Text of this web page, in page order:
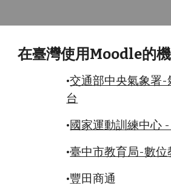
在臺灣使用Moodle的
•交通部中央氣象署-
台
•國家運動訓練中心
•臺中市教育局-數位
•豐田商通